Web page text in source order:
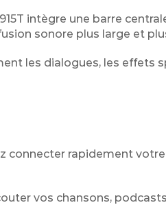
intègre une barre
sonore plus large et
les dialogues, les effets
connecter rapidement
vos chansons,